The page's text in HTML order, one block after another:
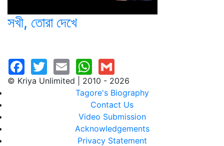
সখী, তোরা দেখে
© Kriya Unlimited | 2010 - 2026
Tagore's Biography
Contact Us
Video Submission
Acknowledgements
Privacy Statement